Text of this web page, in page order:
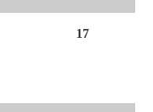
17